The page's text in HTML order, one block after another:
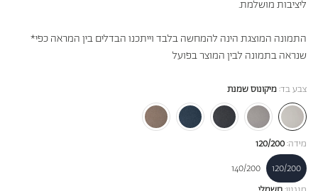
ליציבות מושלמת.
*התמונה המוצגת הינה להמחשה בלבד וייתכנו הבדלים בין המראה כפי
שנראה בתמונה לבין המוצר בפועל
צבע בד:מיקונוס שמנת
מידה:120/200
120/200
140/200